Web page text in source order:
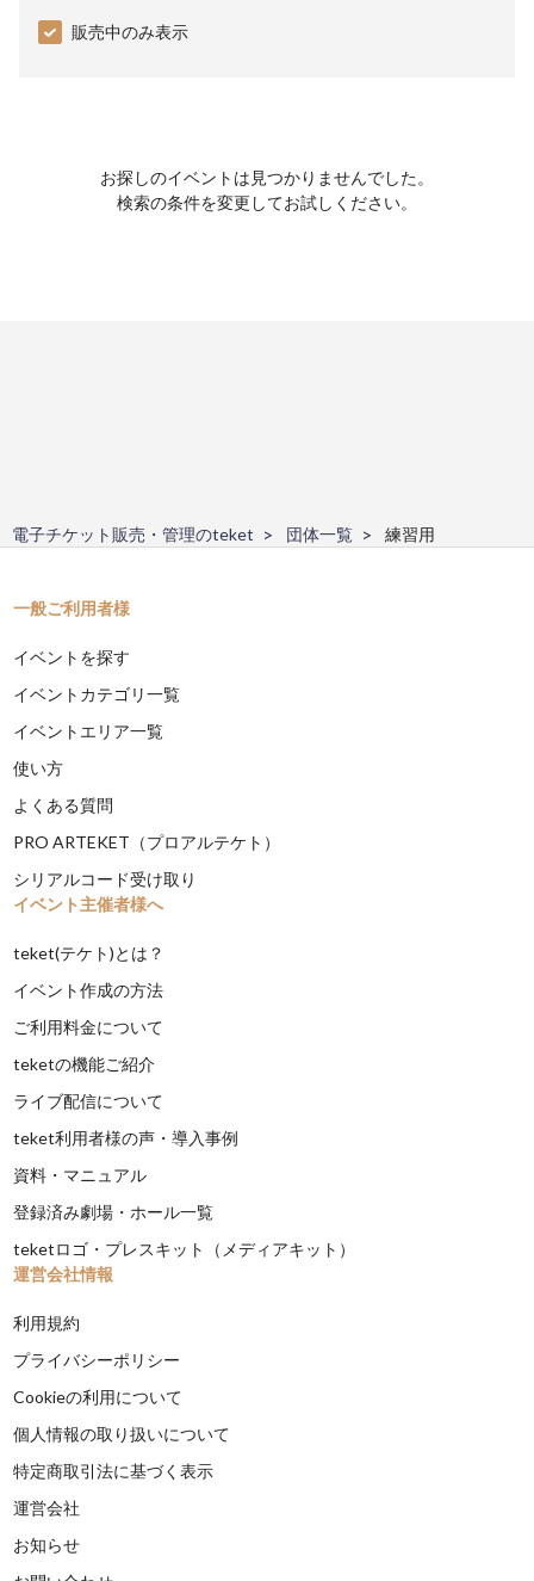
販売中のみ表示
お探しのイベントは見つかりませんでした。
検索の条件を変更してお試しください。
電子チケット販売・管理のteket 団体一覧 練習用
一般ご利用者様
イベントを探す
イベントカテゴリ一覧
イベントエリア一覧
使い方
よくある質問
PRO ARTEKET（プロアルテケト）
シリアルコード受け取り
イベント主催者様へ
teket(テケト)とは？
イベント作成の方法
ご利用料金について
teketの機能ご紹介
ライブ配信について
teket利用者様の声・導入事例
資料・マニュアル
登録済み劇場・ホール一覧
teketロゴ・プレスキット（メディアキット）
運営会社情報
利用規約
プライバシーポリシー
Cookieの利用について
個人情報の取り扱いについて
特定商取引法に基づく表示
運営会社
お知らせ